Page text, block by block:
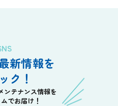
新情報を
ク！
ンテナンス情報を
でお届け！